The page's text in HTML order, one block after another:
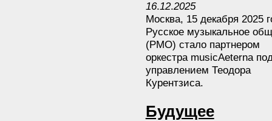
16.12.2025
Москва, 15 декабря 2025
Русское музыкальное
(РМО) стало партнером
оркестра musicAeterna
управлением Теодора
Курентзиса.
Будущее